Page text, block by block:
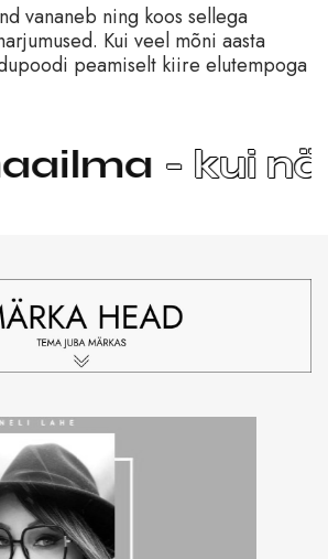
vananeb ning koos sellega
Kui veel mõni aasta
peamiselt kiire elutempoga
näed head